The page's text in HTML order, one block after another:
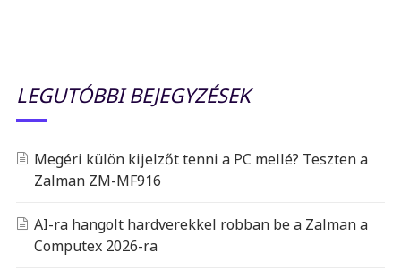
LEGUTÓBBI BEJEGYZÉSEK
Megéri külön kijelzőt tenni a PC mellé? Teszten a
Zalman ZM-MF916
AI-ra hangolt hardverekkel robban be a Zalman a
Computex 2026-ra